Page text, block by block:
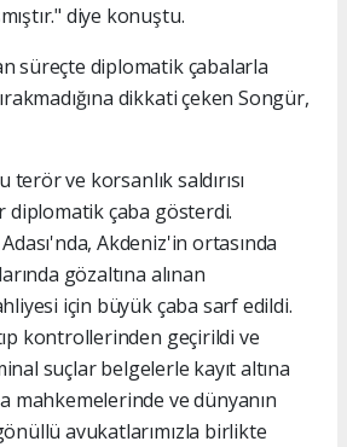
diye konuştu.
süreçte diplomatik çabalarla
dikkati çeken Songür,
ve korsanlık saldırısı
diplomatik çaba gösterdi.
Akdeniz'in ortasında
gözaltına alınan
için büyük çaba sarf edildi.
kontrollerinden geçirildi ve
suçlar belgelerle kayıt altına
mahkemelerinde ve dünyanın
avukatlarımızla birlikte